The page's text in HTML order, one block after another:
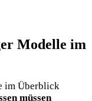
Modelle im
müssen